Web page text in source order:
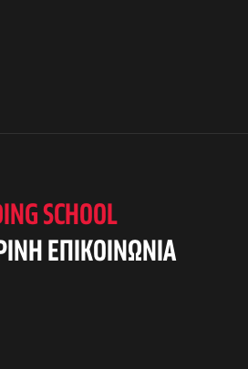
SCHOOL
ΕΠΙΚΟΙΝΩΝΙΑ